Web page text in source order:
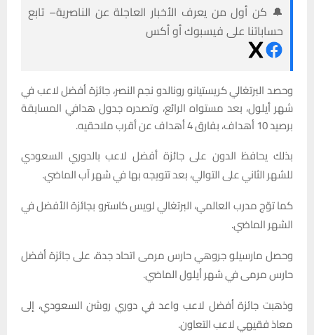
🔔 كن أول من يعرف الأخبار العاجلة عن الناصرية– تابع
حساباتنا على فيسبوك أو أكس
وحصد البرتغالي كريستيانو رونالدو نجم النصر، جائزة أفضل لاعب في
شهر أيلول، بعد مستواه الرائع، وتصدره جدول هدافي المسابقة
برصيد 10 أهداف، بفارق 4 أهداف عن أقرب ملاحقيه.
بذلك يحافظ الدون على جائزة أفضل لاعب بالدوري السعودي
للشهر الثاني على التوالي، بعد تتويجه بها في شهر آب الماضي.
كما توّج مدرب العالمي، البرتغالي لويس كاسترو بجائزة الأفضل في
الشهر الماضي.
وحصل مارسيلو جروهي حارس مرمى اتحاد جدة، على جائزة أفضل
حارس مرمى في شهر أيلول الماضي.
وذهبت جائزة أفضل لاعب واعد في دوري روشن السعودي، إلى
معاذ فقيهي لاعب التعاون.